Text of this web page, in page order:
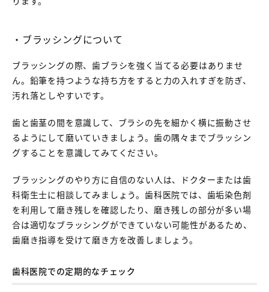
・ブラッシングについて
ブラッシングの際、歯ブラシを強く当てる必要はありませ
ん。鉛筆を持つような持ち方をすると力の入れすぎを防ぎ、
汚れ落としやすいです。
歯と歯茎の間を意識して、ブラシの先を細かく横に振動させ
るようにして磨いていきましょう。歯の隅々までブラッシン
グすることを意識してみてください。
ブラッシングのやり方に自信のない人は、ドクターまたは歯
科衛生士に相談してみましょう。歯科医院では、歯垢染色剤
を利用して磨き残しを確認したり、磨き残しの部分が多い場
合は適切なブラッシングができていない可能性があるため、
歯磨き指導を受けて磨き方を改善しましょう。
歯科医院での定期的なチェック